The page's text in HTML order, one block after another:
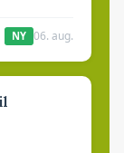
NY 06. aug.